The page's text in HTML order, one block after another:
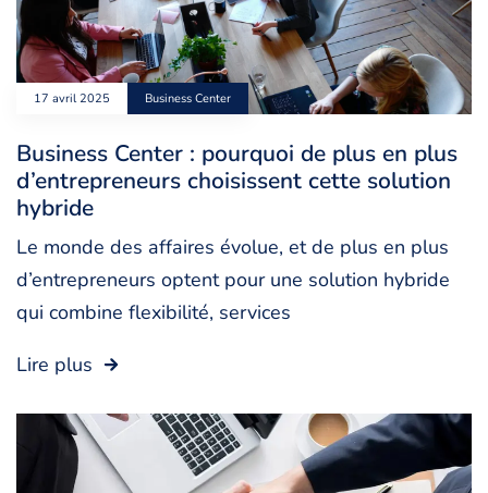
17 avril 2025 Business Center
Business Center : pourquoi de plus en plus
d’entrepreneurs choisissent cette solution
hybride
Le monde des affaires évolue, et de plus en plus
d’entrepreneurs optent pour une solution hybride
qui combine flexibilité, services
Lire plus